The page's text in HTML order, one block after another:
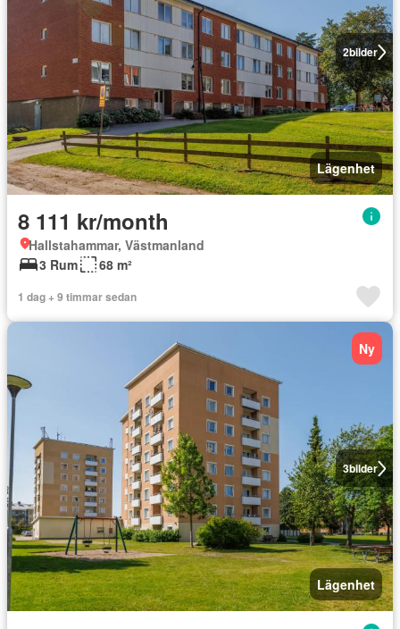
2bilder
Lägenhet
8 111 kr/month
Hallstahammar, Västmanland
3 Rum
68 m²
1 dag + 9 timmar sedan
3bilder
Ny
Lägenhet